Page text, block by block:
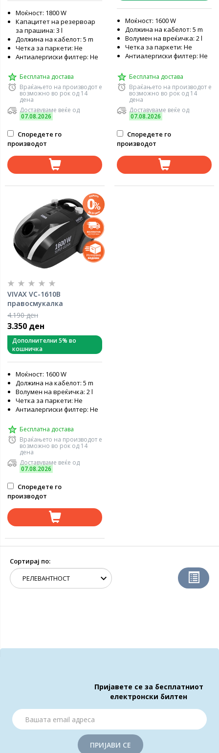
Моќност: 1800 W
Капацитет на резервоар
за прашина: 3 l
Должина на кабелот: 5 m
Четка за паркети: Не
Антиалергиски филтер: Не
Бесплатна достава
Враќањето на производот е
возможно во рок од 14
дена
Доставуваме веќе од
07.08.2026
Споредете го
производот
Моќност: 1600 W
Должина на кабелот: 5 m
Волумен на вреќичка: 2 l
Четка за паркети: Не
Антиалергиски филтер: Не
Бесплатна достава
Враќањето на производот е
возможно во рок од 14
дена
Доставуваме веќе од
07.08.2026
Споредете го
производот
VIVAX VC-1610B
правосмукалка
4.190 ден
3.350 ден
Дополнителни 5% во
кошничка
Моќност: 1600 W
Должина на кабелот: 5 m
Волумен на вреќичка: 2 l
Четка за паркети: Не
Антиалергиски филтер: Не
Бесплатна достава
Враќањето на производот е
возможно во рок од 14
дена
Доставуваме веќе од
07.08.2026
Споредете го
производот
Сортирај по:
Пријавете се за бесплатниот
електронски билтен
ПРИЈАВИ СЕ